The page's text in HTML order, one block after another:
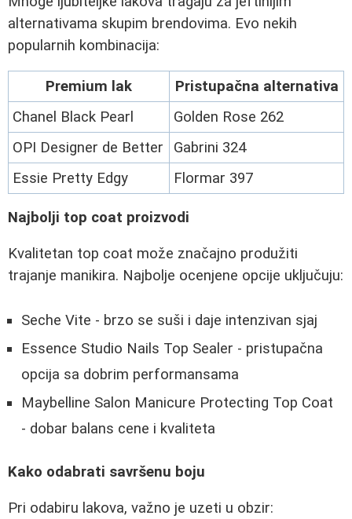
alternativama skupim brendovima. Evo nekih
popularnih kombinacija:
Premium lak
Pristupačna alternativa
Chanel Black Pearl
Golden Rose 262
OPI Designer de Better
Gabrini 324
Essie Pretty Edgy
Flormar 397
Najbolji top coat proizvodi
Kvalitetan top coat može značajno produžiti
trajanje manikira. Najbolje ocenjene opcije uključuju:
Seche Vite - brzo se suši i daje intenzivan sjaj
Essence Studio Nails Top Sealer - pristupačna
opcija sa dobrim performansama
Maybelline Salon Manicure Protecting Top Coat
- dobar balans cene i kvaliteta
Kako odabrati savršenu boju
Pri odabiru lakova, važno je uzeti u obzir: